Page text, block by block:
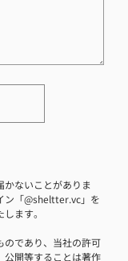
ないことがありま
ン「@sheltter.vc」を
ます。
のであり、当社の許可
公開等することは著作